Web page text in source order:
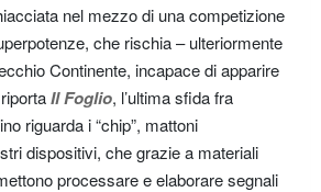
nel mezzo di una competizione
che rischia – ulteriormente
Continente, incapace di apparire
Il Foglio, l’ultima sfida fra
riguarda i “chip”, mattoni
dispositivi, che grazie a materiali
processare e elaborare segnali